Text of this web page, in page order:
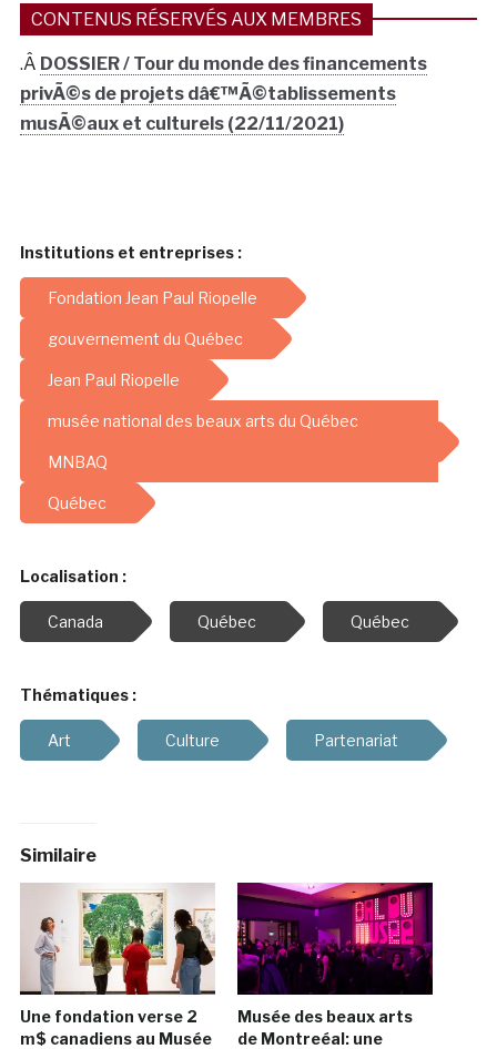
CONTENUS RÉSERVÉS AUX MEMBRES
.Â DOSSIER / Tour du monde des financements
privÃ©s de projets dâ€™Ã©tablissements
musÃ©aux et culturels (22/11/2021)
Institutions et entreprises :
Fondation Jean Paul Riopelle
gouvernement du Québec
Jean Paul Riopelle
musée national des beaux arts du Québec
MNBAQ
Québec
Localisation :
Canada Québec Québec
Thématiques :
Art Culture Partenariat
Similaire
Une fondation verse 2
m$ canadiens au Musée
Musée des beaux arts
de Montreéal: une